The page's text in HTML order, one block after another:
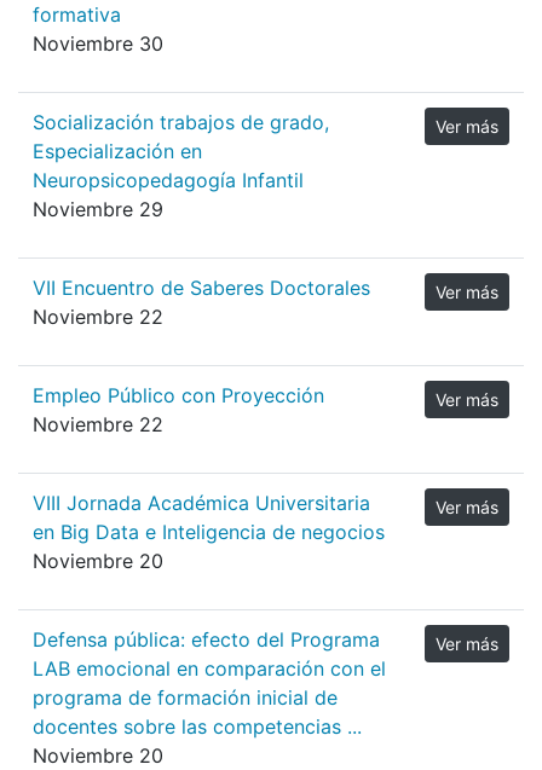
formativa
Noviembre 30
Socialización trabajos de grado,
Especialización en
Neuropsicopedagogía Infantil
Noviembre 29
Ver más
VII Encuentro de Saberes Doctorales
Noviembre 22
Ver más
Empleo Público con Proyección
Noviembre 22
Ver más
VIII Jornada Académica Universitaria
en Big Data e Inteligencia de negocios
Noviembre 20
Ver más
Defensa pública: efecto del Programa
LAB emocional en comparación con el
programa de formación inicial de
docentes sobre las competencias ...
Noviembre 20
Ver más